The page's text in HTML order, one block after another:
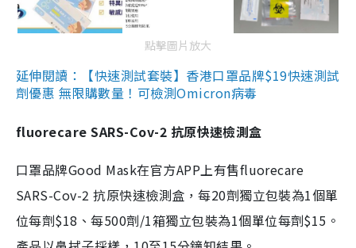
點擊圖片放大
延伸閱讀：【快速測試套裝】香港口罩品牌$19快速測試
劑優惠 無限購數量！可檢測Omicron病毒
fluorecare SARS-Cov-2 抗原快速檢測盒
口罩品牌Good Mask在官方APP上有售fluorecare
SARS-Cov-2 抗原快速檢測盒，每20劑獨立包裝為1個單
位每劑$18、每500劑/1箱獨立包裝為1個單位每劑$15。